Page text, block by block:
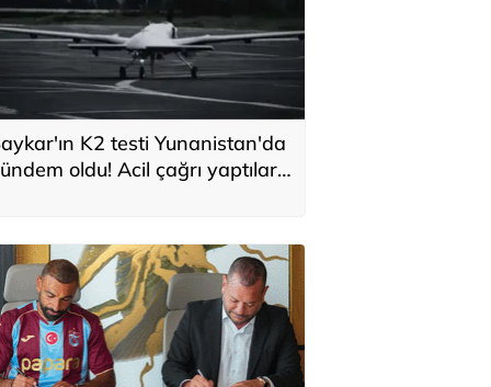
K2 testi Yunanistan'da
oldu! Acil çağrı yaptılar...